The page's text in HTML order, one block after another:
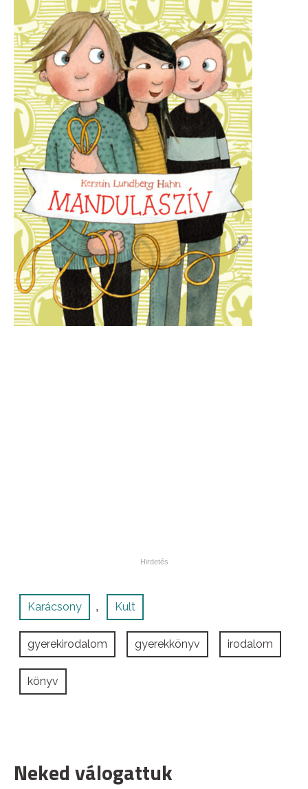
Karácsony , Kult
gyerekirodalom gyerekkönyv irodalom
könyv
Neked válogattuk